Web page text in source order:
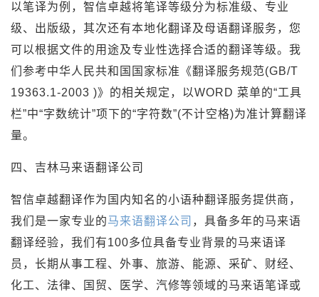
以笔译为例，智信卓越将笔译等级分为标准级、专业
级、出版级，其次还有本地化翻译及母语翻译服务，您
可以根据文件的用途及专业性选择合适的翻译等级。我
们参考中华人民共和国国家标准《翻译服务规范(GB/T
19363.1-2003 )》的相关规定，以WORD 菜单的“工具
栏”中“字数统计”项下的“字符数”(不计空格)为准计算翻译
量。
四、吉林马来语翻译公司
智信卓越翻译作为国内知名的小语种翻译服务提供商，
我们是一家专业的马来语翻译公司 ，具备多年的马来语
翻译经验，我们有100多位具备专业背景的马来语译
员，长期从事工程、外事、旅游、能源、采矿、财经、
化工、法律、国贸、医学、汽修等领域的马来语笔译或